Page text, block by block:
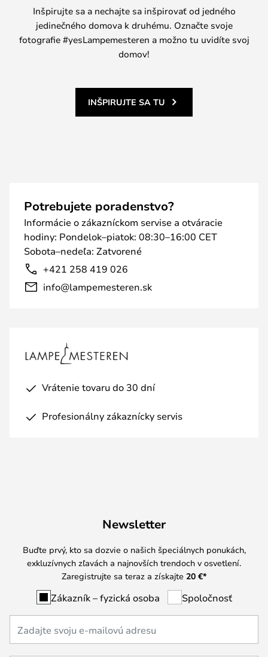
Inšpirujte sa a nechajte sa inšpirovať od jedného
jedinečného domova k druhému. Označte svoje
fotografie #yesLampemesteren a možno tu uvidíte svoj
domov!
INŠPIRUJTE SA TU
Potrebujete poradenstvo?
Informácie o zákazníckom servise a otváracie
hodiny: Pondelok–piatok: 08:30–16:00 CET
Sobota–nedeľa: Zatvorené
+421 258 419 026
info@lampemesteren.sk
Vrátenie tovaru do 30 dní
Profesionálny zákaznícky servis
Newsletter
Buďte prvý, kto sa dozvie o našich špeciálnych ponukách,
exkluzívnych zľavách a najnovších trendoch v osvetlení.
Zaregistrujte sa teraz a získajte 20 €*
Zákazník – fyzická osoba Spoločnosť